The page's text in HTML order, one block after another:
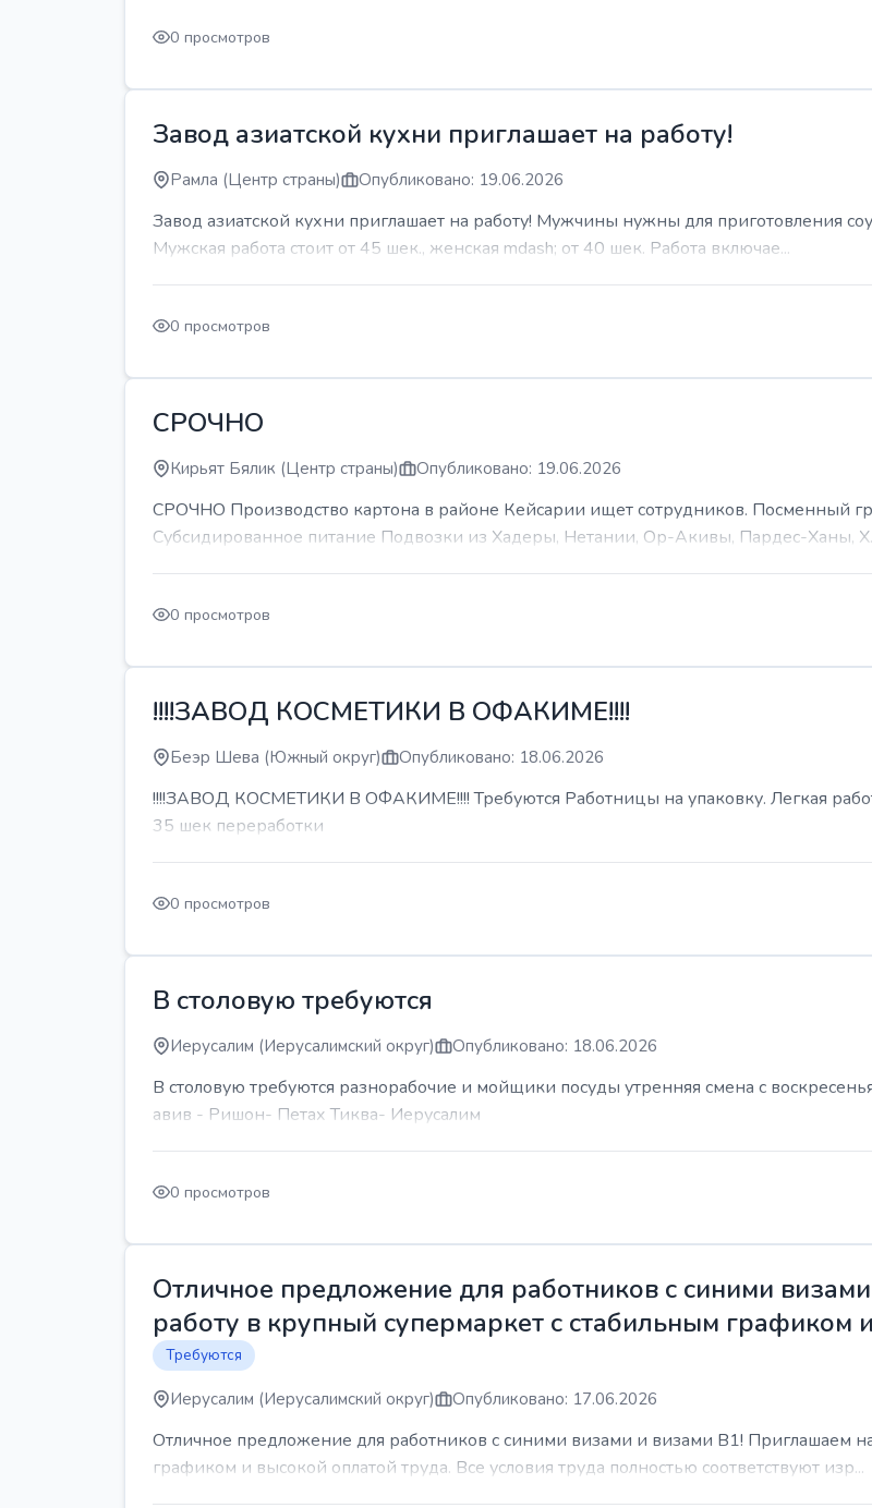
0 просмотров
Завод азиатской кухни приглашает на работу!
Рамла (Центр страны) Опубликовано: 19.06.2026
Завод азиатской кухни приглашает на работу! Мужчины нужны для приготовления
Мужская работа стоит от 45 шек., женская mdash; от 40 шек. Работа включае...
0 просмотров
СРОЧНО
Кирьят Бялик (Центр страны) Опубликовано: 19.06.2026
СРОЧНО Производство картона в районе Кейсарии ищет сотрудников. Посменный
Субсидированное питание Подвозки из Хадеры, Нетании, Ор-Акивы, Пардес-Ханы,
0 просмотров
!!!!ЗАВОД КОСМЕТИКИ В ОФАКИМЕ!!!!
Беэр Шева (Южный округ) Опубликовано: 18.06.2026
!!!!ЗАВОД КОСМЕТИКИ В ОФАКИМЕ!!!! Требуются Работницы на упаковку. Легкая
35 шек переработки
0 просмотров
В столовую требуются
Иерусалим (Иерусалимский округ) Опубликовано: 18.06.2026
В столовую требуются разнорабочие и мойщики посуды утренняя смена с
авив - Ришон- Петах Тиква- Иерусалим
0 просмотров
Отличное предложение для работников с синими
работу в крупный супермаркет с стабильным графиком
Требуются
Иерусалим (Иерусалимский округ) Опубликовано: 17.06.2026
Отличное предложение для работников с синими визами и визами B1! Приглашаем
графиком и высокой оплатой труда. Все условия труда полностью соответствуют изр...